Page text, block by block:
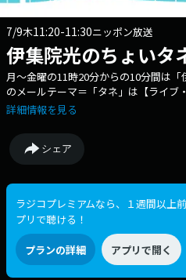
7/9木11:20-11:30ニッポン放送
伊集院光のちょいタ
月～金曜の11時20分からの10分間
のメールテーマ＝「タネ」は【ライ
トナーは、東島衣里アナウンサーで
ていくような番組を目指し、たくさ
メールアドレス： ij@1242.com
twitterハッシュタグは「#伊集院光の
「@ijuintane」
詳細情報を見る
シェア
ラジコプレミアムなら、１週間以上
プリで聴ける！
プランの詳細 アプリで開く